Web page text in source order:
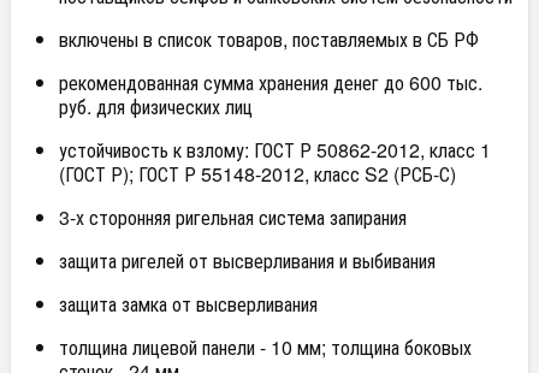
включены в список товаров, поставляемых в СБ РФ
рекомендованная сумма хранения денег до 600 тыс.
руб. для физических лиц
устойчивость к взлому: ГОСТ Р 50862-2012, класс 1
(ГОСТ Р); ГОСТ Р 55148-2012, класс S2 (РСБ-С)
3-х сторонняя ригельная система запирания
защита ригелей от высверливания и выбивания
защита замка от высверливания
толщина лицевой панели - 10 мм; толщина боковых